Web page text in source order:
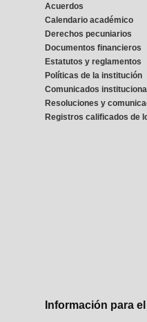
Acuerdos
Calendario académico
Derechos pecuniarios
Documentos financieros
Estatutos y reglamentos
Políticas de la institución
Comunicados
Resoluciones y
Registros calificados de
Información para